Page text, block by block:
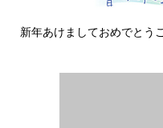
今日の侵入者